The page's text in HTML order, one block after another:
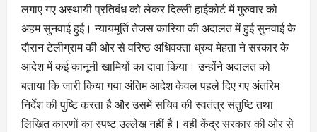
लगाए गए अस्थायी प्रतिबंध को लेकर दिल्ली हाईकोर्ट में गुरुवार को
अहम सुनवाई हुई। न्यायमूर्ति तेजस कारिया की अदालत में हुई सुनवाई के
दौरान टेलीग्राम की ओर से वरिष्ठ अधिवक्ता ध्रुव मेहता ने सरकार के
आदेश में कई कानूनी खामियों का दावा किया। उन्होंने अदालत को
बताया कि जारी किया गया अंतिम आदेश केवल पहले दिए गए अंतरिम
निर्देश की पुष्टि करता है और उसमें सचिव की स्वतंत्र संतुष्टि तथा
लिखित कारणों का स्पष्ट उल्लेख नहीं है। वहीं केंद्र सरकार की ओर से